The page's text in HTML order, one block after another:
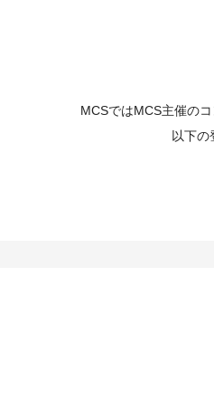
MCSではMCS主催の
以下の